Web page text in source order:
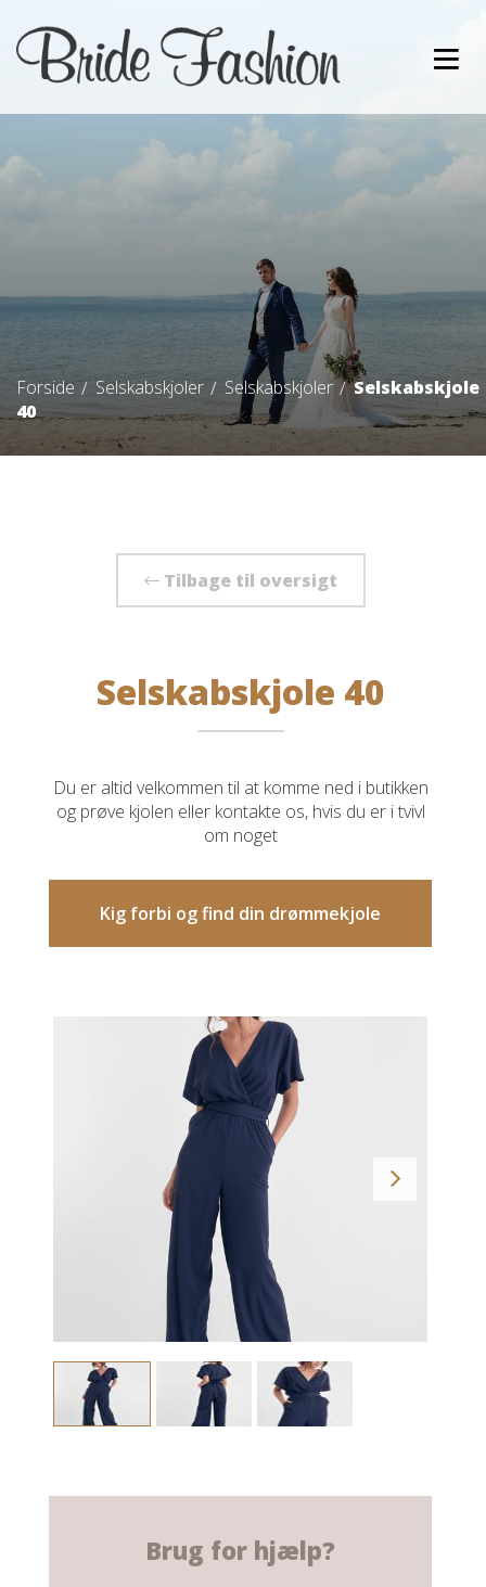
Forside Selskabskjoler Selskabskjoler
Selskabskjole
40
Tilbage til oversigt
Selskabskjole 40
Du er altid velkommen til at komme ned i butikken
og prøve kjolen eller kontakte os, hvis du er i tvivl
om noget
Kig forbi og find din drømmekjole
Brug for hjælp?